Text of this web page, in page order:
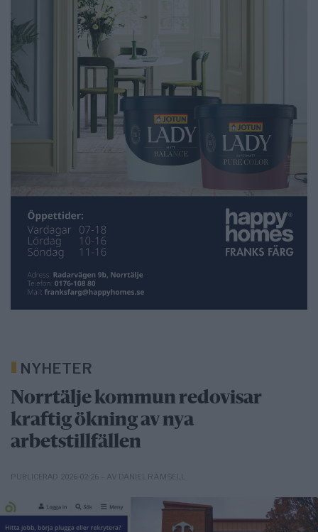
NYHETER
Norrtälje kommun redovisar
kraftig ökning av nya
arbetstillfällen
PUBLICERAD 2026-02-26 – AV DANIEL RÄMSELL